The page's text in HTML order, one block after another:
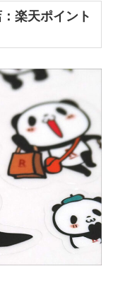
楽天ポイント